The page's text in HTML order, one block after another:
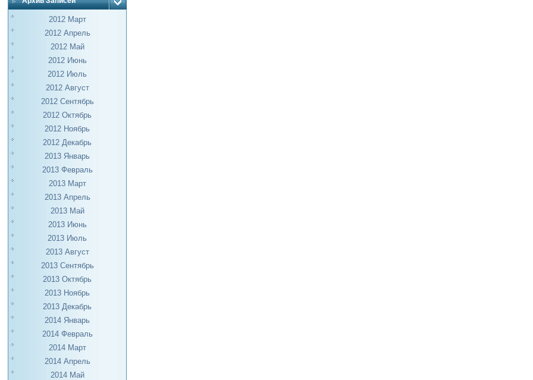
2012 Март
2012 Апрель
2012 Май
2012 Июнь
2012 Июль
2012 Август
2012 Сентябрь
2012 Октябрь
2012 Ноябрь
2012 Декабрь
2013 Январь
2013 Февраль
2013 Март
2013 Апрель
2013 Май
2013 Июнь
2013 Июль
2013 Август
2013 Сентябрь
2013 Октябрь
2013 Ноябрь
2013 Декабрь
2014 Январь
2014 Февраль
2014 Март
2014 Апрель
2014 Май